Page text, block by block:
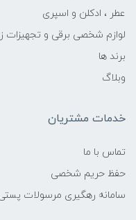
عطر ، ادکلن و اسپری
لوازم شخصی برقی و تجهیزات
برند ها
وبلاگ
خدمات مشتریان
تماس با ما
حفظ حریم شخصی
سامانه رهگیری مرسولات